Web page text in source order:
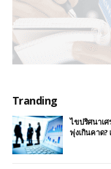
Tranding
ไขปริศนาเ
พุ่งเกินคาด?